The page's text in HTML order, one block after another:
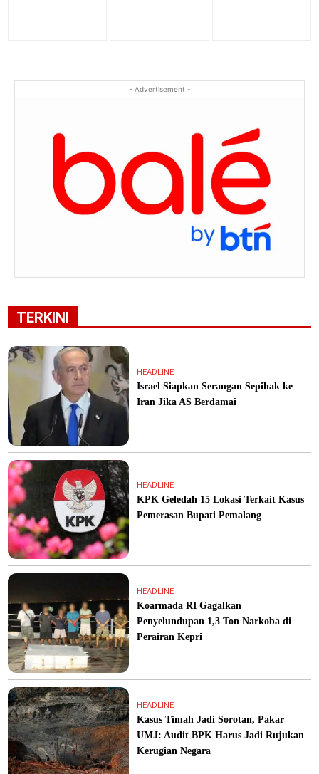
- Advertisement -
TERKINI
HEADLINE
Israel Siapkan Serangan Sepihak ke
Iran Jika AS Berdamai
HEADLINE
KPK Geledah 15 Lokasi Terkait Kasus
Pemerasan Bupati Pemalang
HEADLINE
Koarmada RI Gagalkan
Penyelundupan 1,3 Ton Narkoba di
Perairan Kepri
HEADLINE
Kasus Timah Jadi Sorotan, Pakar
UMJ: Audit BPK Harus Jadi Rujukan
Kerugian Negara